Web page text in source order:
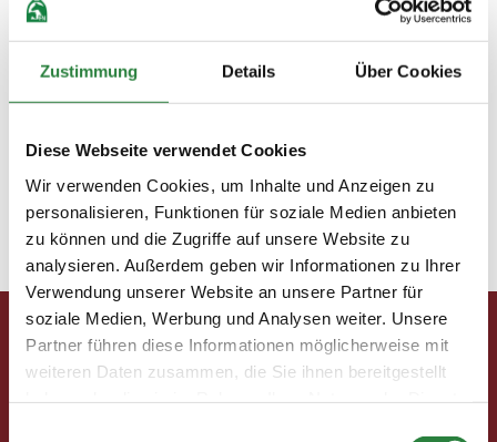
Zustimmung Details Über Cookies
Diese Webseite verwendet Cookies
Wir verwenden Cookies, um Inhalte und Anzeigen zu
personalisieren, Funktionen für soziale Medien anbieten
zu können und die Zugriffe auf unsere Website zu
analysieren. Außerdem geben wir Informationen zu Ihrer
Verwendung unserer Website an unsere Partner für
soziale Medien, Werbung und Analysen weiter. Unsere
Partner führen diese Informationen möglicherweise mit
weiteren Daten zusammen, die Sie ihnen bereitgestellt
Die Paddockwände vor den Boxen sind schwenkbar
und bieten individuelle Möglichkeiten der
Aufteilung.
Pferd & Mensch digital